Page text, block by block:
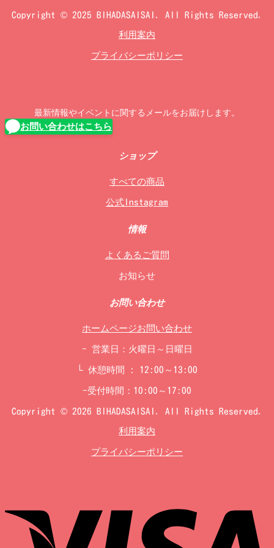
Copyright © 2025 BIHADASAISAI. All Rights Reserved.
利用案内
プライバシーポリシー
最新情報やイベントに関するメールをお届けします。
お問い合わせはこちら
ショップ
すべての商品
公式Instagram
情報
よくあるご質問
お知らせ
お問い合わせ
ホームページお問い合わせ
- 営業日：火曜日～日曜日
└ 休憩時間 : 12:00～13:00
-受付時間：10:00～17:00
Copyright © 2026 BIHADASAISAI. All Rights Reserved.
利用案内
プライバシーポリシー